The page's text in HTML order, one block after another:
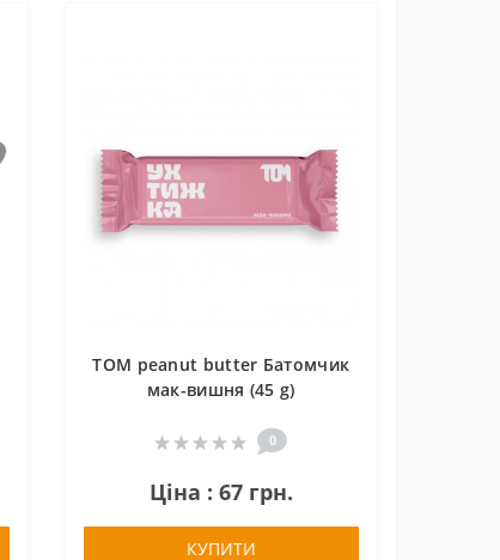
TOM peanut butter Батомчик
мак-вишня (45 g)
0
Ціна : 67 грн.
КУПИТИ